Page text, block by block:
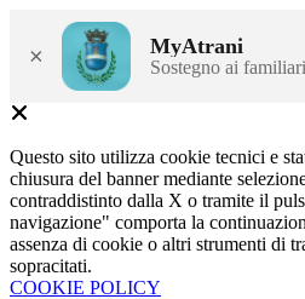
× MyAtrani
Sostegno ai
Questo sito utilizza cookie tecnici e
chiusura del banner mediante
contraddistinto dalla X o tramite il
navigazione" comporta la
assenza di cookie o altri strumenti di
sopracitati.
COOKIE POLICY